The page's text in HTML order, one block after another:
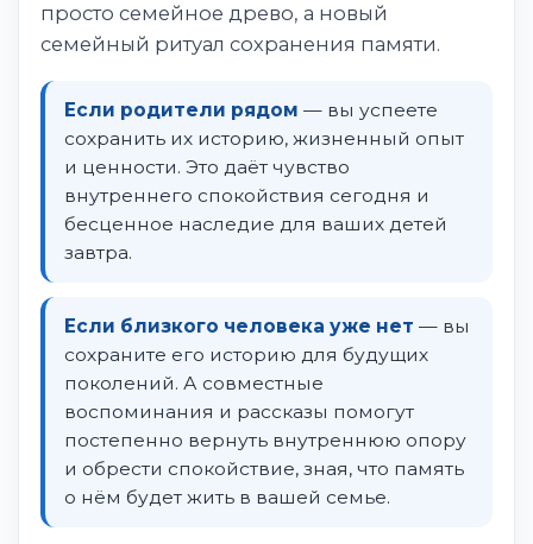
просто семейное древо, а новый
семейный ритуал сохранения памяти.
Если родители рядом — вы успеете
сохранить их историю, жизненный опыт
и ценности. Это даёт чувство
внутреннего спокойствия сегодня и
бесценное наследие для ваших детей
завтра.
Если близкого человека уже нет — вы
сохраните его историю для будущих
поколений. А совместные
воспоминания и рассказы помогут
постепенно вернуть внутреннюю опору
и обрести спокойствие, зная, что память
о нём будет жить в вашей семье.